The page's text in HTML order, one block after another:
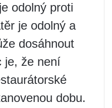
odolný proti
je odolný a
dosáhnout
je, že není
dobu.